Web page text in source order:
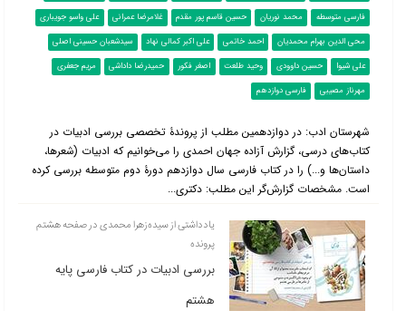
فارسی متوسطه
محمد نوریان حسین قاسم پور مقدم غلامرضا عمرانی
علی واسو جویباری
محی الدین بهرام محمدیان
احمد خاتمی علی اکبر کمالی نهاد
سیدشعبان حسینی اصلی
علی شیوا
حسین داوودی وحید طلعت اصغر فکور حمیدرضا داداشی
مریم جعفری
مهرناز مصیبی
فارسی دوازدهم
شهرستان ادب: در دوازدهمین مطلب از پروندۀ تخصصی بررسی ادبیات در
کتاب‌‌های درسی، گزارش آزاده جهان احمدی را می‌خوانیم که ادبیات (شعرها،
داستان‌ها و...) را در کتاب فارسی سال دوازدهم دورۀ دوم متوسطه بررسی کرده
است. مشخصات گزارش‌گر این مطلب: دکتری...
یادداشتی از سیده‌زهرا محمدی در صفحه هشتم
پرونده
بررسی ادبیات در کتاب فارسی پایه
هشتم